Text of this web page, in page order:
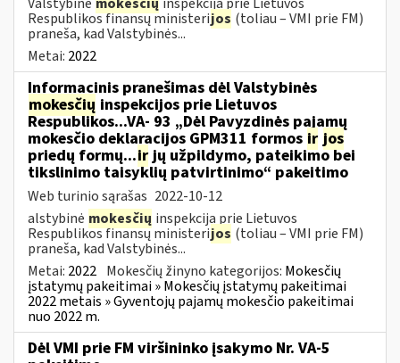
Respublikos finansų ministerijos (toliau – VMI prie FM)
praneša, kad Valstybinės...
Metai: 2022
Informacinis pranešimas dėl Valstybinės
mokesčių inspekcijos prie Lietuvos
Respublikos...VA- 93 „Dėl Pavyzdinės pajamų
mokesčio deklaracijos GPM311 formos ir jos
priedų formų...irjų užpildymo, pateikimo bei
tikslinimo taisyklių patvirtinimo“ pakeitimo
Web turinio sąrašas 2022-10-12
alstybinė mokesčių inspekcija prie Lietuvos
Respublikos finansų ministerijos (toliau – VMI prie FM)
praneša, kad Valstybinės...
Metai: 2022 Mokesčių žinyno kategorijos: Mokesčių
įstatymų pakeitimai » Mokesčių įstatymų pakeitimai
2022 metais » Gyventojų pajamų mokesčio pakeitimai
nuo 2022 m.
Dėl VMI prie FM viršininko įsakymo Nr. VA-5